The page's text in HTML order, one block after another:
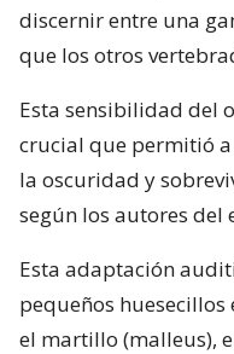
discernir entre una
que los otros
Esta sensibilidad del
crucial que permitió
la oscuridad y
según los autores del
Esta adaptación
pequeños
el martillo (malleus),